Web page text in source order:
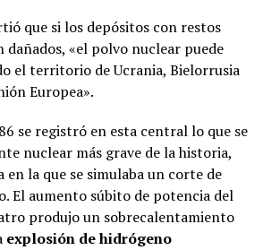
que si los depósitos con restos
«el polvo nuclear puede
el territorio de Ucrania, Bielorrusia
Europea».
se registró en esta central lo que se
nuclear más grave de la historia,
la que se simulaba un corte de
El aumento súbito de potencia del
produjo un sobrecalentamiento
explosión de hidrógeno